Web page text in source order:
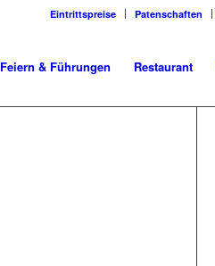
Eintrittspreise Patenschaften
Feiern & Führungen Restaurant